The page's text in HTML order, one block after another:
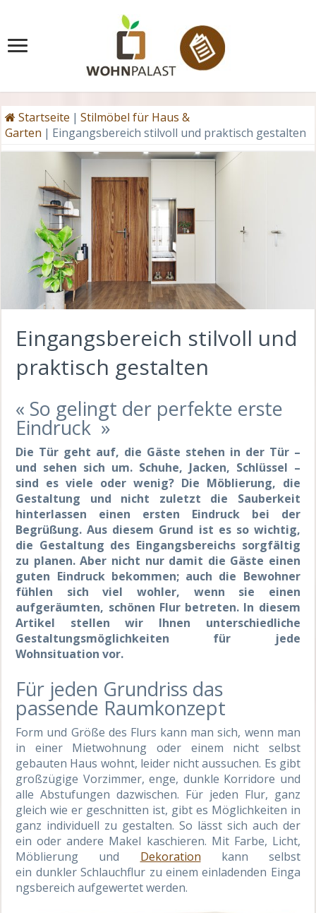
Startseite | Stilmöbel für Haus &
Garten | Eingangsbereich stilvoll und praktisch gestalten
Eingangsbereich stilvoll und
praktisch gestalten
« So gelingt der perfekte erste
Eindruck »
Die Tür geht auf, die Gäste stehen in der Tür –
und sehen sich um. Schuhe, Jacken, Schlüssel –
sind es viele oder wenig? Die Möblierung, die
Gestaltung und nicht zuletzt die Sauberkeit
hinterlassen einen ersten Eindruck bei der
Begrüßung. Aus diesem Grund ist es so wichtig,
die Gestaltung des Eingangsbereichs sorgfältig
zu planen.Aber nicht nur damit die Gäste einen
guten Eindruck bekommen; auch die Bewohner
fühlen sich viel wohler, wenn sie einen
aufgeräumten, schönen Flur betreten. In diesem
Artikel stellen wir Ihnen unterschiedliche
Gestaltungsmöglichkeiten für jede
Wohnsituation vor.
Für jeden Grundriss das
passende Raumkonzept
Form und Größe des Flurs kann man sich, wenn man
in einer Mietwohnung oder einem nicht selbst
gebauten Haus wohnt, leider nicht aussuchen. Es gibt
großzügige Vorzimmer, enge, dunkle Korridore und
alle Abstufungen dazwischen. Für jeden Flur, ganz
gleich wie er geschnitten ist, gibt es Möglichkeiten in
ganz individuell zu gestalten. So lässt sich auch der
ein oder andere Makel kaschieren. MitFarbe, Licht,
Möblierung und Dekoration kann selbst
ein dunklerSchlauchflur zu einem einladenden Einga
ngsbereich aufgewertet werden.